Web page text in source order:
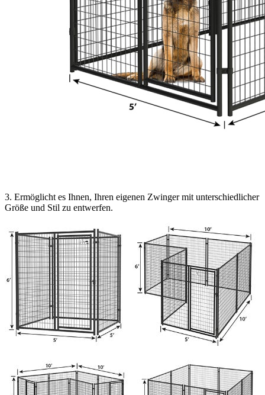
3. Ermöglicht es Ihnen, Ihren eigenen Zwinger mit unterschiedlicher
Größe und Stil zu entwerfen.